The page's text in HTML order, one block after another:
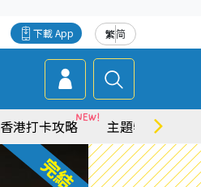
繁简
下載 App
香港打卡攻略 主題特集